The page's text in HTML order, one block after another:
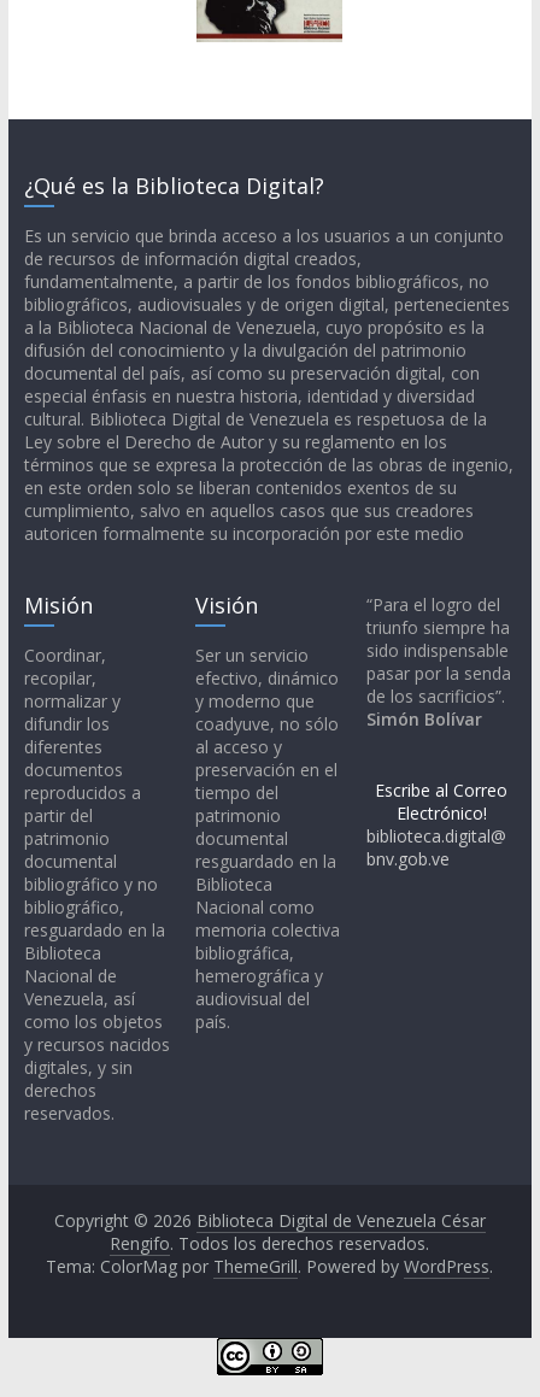
¿Qué es la Biblioteca Digital?
Es un servicio que brinda acceso a los usuarios a un conjunto
de recursos de información digital creados,
fundamentalmente, a partir de los fondos bibliográficos, no
bibliográficos, audiovisuales y de origen digital, pertenecientes
a la Biblioteca Nacional de Venezuela, cuyo propósito es la
difusión del conocimiento y la divulgación del patrimonio
documental del país, así como su preservación digital, con
especial énfasis en nuestra historia, identidad y diversidad
cultural. Biblioteca Digital de Venezuela es respetuosa de la
Ley sobre el Derecho de Autor y su reglamento en los
términos que se expresa la protección de las obras de ingenio,
en este orden solo se liberan contenidos exentos de su
cumplimiento, salvo en aquellos casos que sus creadores
autoricen formalmente su incorporación por este medio
Misión
Coordinar,
recopilar,
normalizar y
difundir los
diferentes
documentos
reproducidos a
partir del
patrimonio
documental
bibliográfico y no
bibliográfico,
resguardado en la
Biblioteca
Nacional de
Venezuela, así
como los objetos
y recursos nacidos
digitales, y sin
derechos
reservados.
Visión
Ser un servicio
efectivo, dinámico
y moderno que
coadyuve, no sólo
al acceso y
preservación en el
tiempo del
patrimonio
documental
resguardado en la
Biblioteca
Nacional como
memoria colectiva
bibliográfica,
hemerográfica y
audiovisual del
país.
“Para el logro del
triunfo siempre ha
sido indispensable
pasar por la senda
de los sacrificios”.
Simón Bolívar
Escribe al Correo
Electrónico!
biblioteca.digital@
bnv.gob.ve
Copyright © 2026 Biblioteca Digital de Venezuela César
Rengifo. Todos los derechos reservados.
Tema: ColorMag por ThemeGrill. Powered byWordPress.